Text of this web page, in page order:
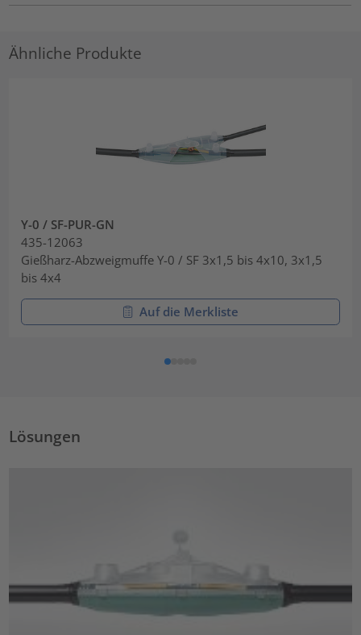
Ähnliche Produkte
Y-0 / SF-PUR-GN
435-12063
Gießharz-Abzweigmuffe Y-0 / SF 3x1,5 bis 4x10, 3x1,5
bis 4x4
Auf die Merkliste
Lösungen